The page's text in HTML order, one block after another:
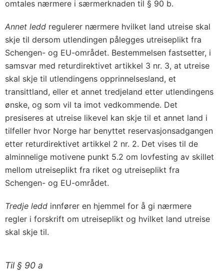
omtales nærmere i særmerknaden til § 90 b.
Annet ledd regulerer nærmere hvilket land utreise skal
skje til dersom utlendingen pålegges utreiseplikt fra
Schengen- og EU-området. Bestemmelsen fastsetter, i
samsvar med returdirektivet artikkel 3 nr. 3, at utreise
skal skje til utlendingens opprinnelsesland, et
transittland, eller et annet tredjeland etter utlendingens
ønske, og som vil ta imot vedkommende. Det
presiseres at utreise likevel kan skje til et annet land i
tilfeller hvor Norge har benyttet reservasjonsadgangen
etter returdirektivet artikkel 2 nr. 2. Det vises til de
alminnelige motivene punkt 5.2 om lovfesting av skillet
mellom utreiseplikt fra riket og utreiseplikt fra
Schengen- og EU-området.
Tredje ledd innfører en hjemmel for å gi nærmere
regler i forskrift om utreiseplikt og hvilket land utreise
skal skje til.
Til § 90 a